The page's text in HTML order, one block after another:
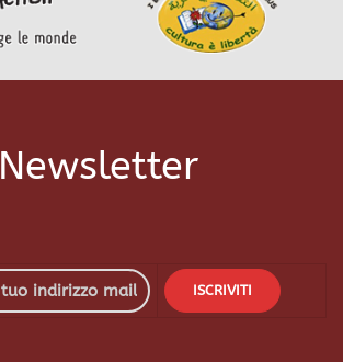
Newsletter